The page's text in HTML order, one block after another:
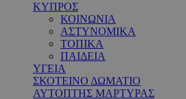
ΚΥΠΡΟΣ
ΚΟΙΝΩΝΙΑ
ΑΣΤΥΝΟΜΙΚΑ
ΤΟΠΙΚΑ
ΠΑΙΔΕΙΑ
ΥΓΕΙΑ
ΣΚΟΤΕΙΝΟ ΔΩΜΑΤΙΟ
ΑΥΤΟΠΤΗΣ ΜΑΡΤΥΡΑΣ